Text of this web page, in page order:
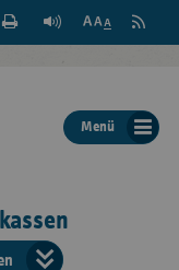
der
Seite
Feed
Menü